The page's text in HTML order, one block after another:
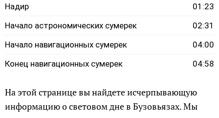
Надир
01:23
Начало астрономических сумерек
02:31
Начало навигационных сумерек
04:00
Конец навигационных сумерек
04:58
На этой странице вы найдете исчерпывающую
информацию о световом дне в Бузовьязах. Мы